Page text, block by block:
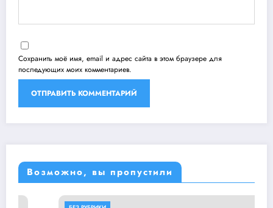
Сохранить моё имя, email и адрес сайта в этом браузере для
последующих моих комментариев.
Возможно, вы пропустили